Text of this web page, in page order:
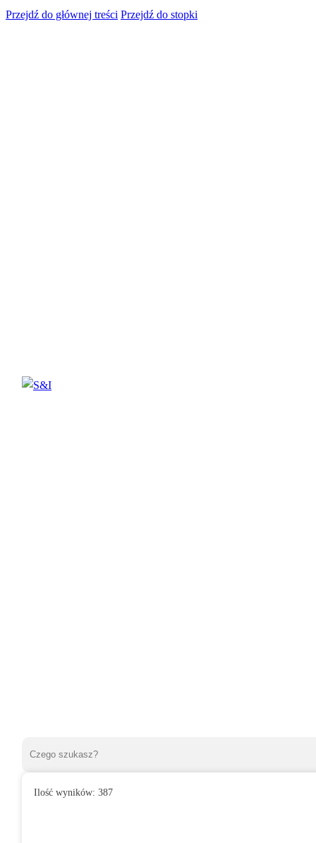
Przejdź do głównej treści Przejdź do stopki
Ilość wyników:387